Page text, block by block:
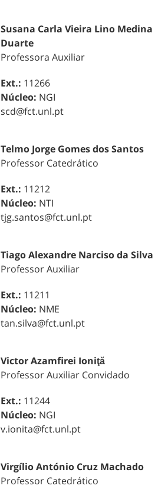
Susana Carla Vieira Lino Medina
Duarte
Professora Auxiliar
Ext.: 11266
Núcleo: NGI
scd@fct.unl.pt
Telmo Jorge Gomes dos Santos
Professor Catedrático
Ext.: 11212
Núcleo: NTI
tjg.santos@fct.unl.pt
Tiago Alexandre Narciso da Silva
Professor Auxiliar
Ext.: 11211
Núcleo: NME
tan.silva@fct.unl.pt
Victor Azamfirei Ioniţă
Professor Auxiliar Convidado
Ext.: 11244
Núcleo: NGI
v.ionita@fct.unl.pt
Virgílio António Cruz Machado
Professor Catedrático